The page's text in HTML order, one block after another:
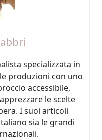
specializzata in
produzioni con uno
accessibile,
le scelte
I suoi articoli
sia le grandi